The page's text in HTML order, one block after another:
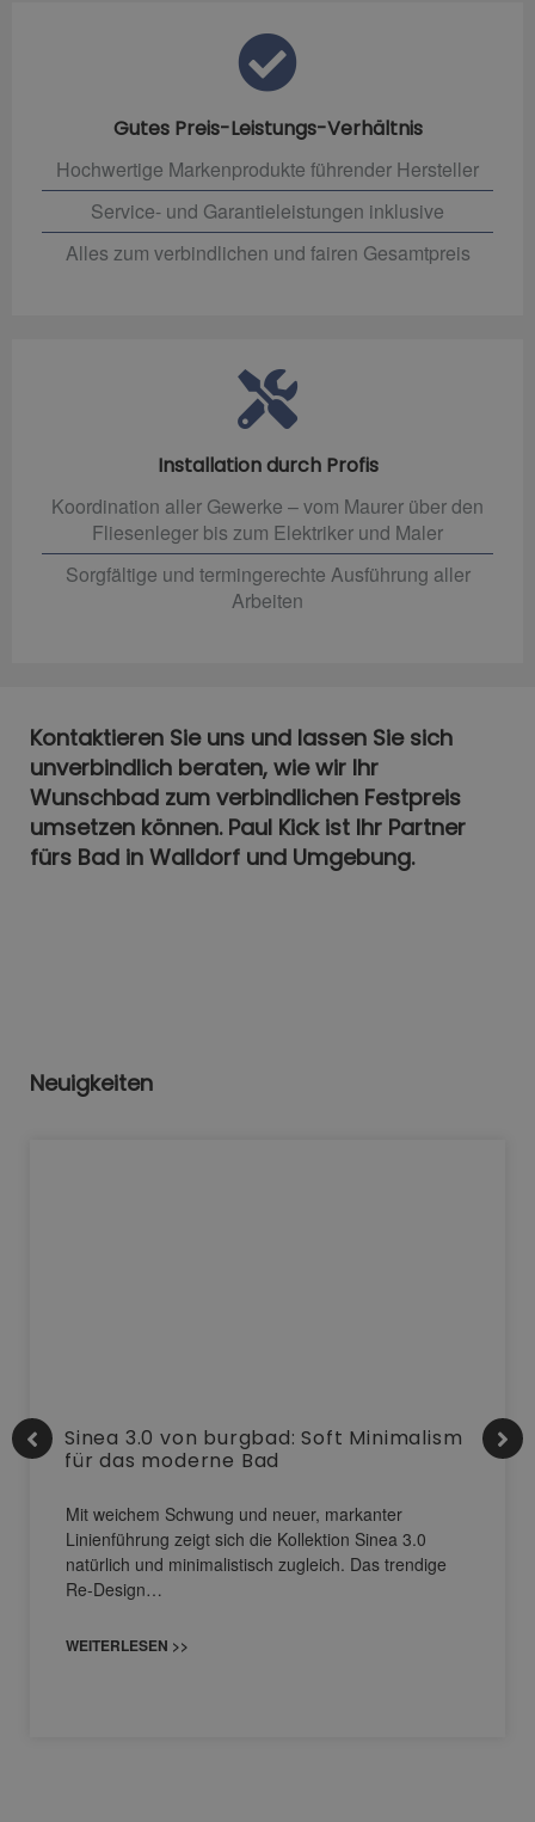
Gutes Preis-Leistungs-Verhältnis
Hochwertige Markenprodukte führender Hersteller
Service- und Garantieleistungen inklusive
Alles zum verbindlichen und fairen Gesamtpreis
Installation durch Profis
Koordination aller Gewerke – vom Maurer über den
Fliesenleger bis zum Elektriker und Maler
Sorgfältige und termingerechte Ausführung aller
Arbeiten
Kontaktieren Sie uns und lassen Sie sich
unverbindlich beraten, wie wir Ihr
Wunschbad zum verbindlichen Festpreis
umsetzen können. Paul Kick ist Ihr Partner
fürs Bad in Walldorf und Umgebung.
Neuigkeiten
Sinea 3.0 von burgbad: Soft Minimalism
für das moderne Bad
Mit weichem Schwung und neuer, markanter
Linienführung zeigt sich die Kollektion Sinea 3.0
natürlich und minimalistisch zugleich. Das trendige
Re-Design…
WEITERLESEN >>